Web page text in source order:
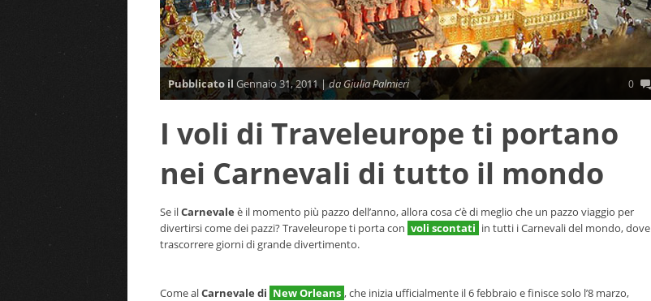
Pubblicato il Gennaio 31, 2011 |da Giulia Palmieri 0
I voli di Traveleurope ti portano
nei Carnevali di tutto il mondo
Se ilCarnevale è il momento più pazzo dell’anno, allora cosa c’è di meglio che un pazzo viaggio per
divertirsi come dei pazzi? Traveleurope ti porta con voli scontati in tutti i Carnevali del mondo, dove
trascorrere giorni di grande divertimento.
Come alCarnevale di New Orleans , che inizia ufficialmente il 6 febbraio e finisce solo l’8 marzo,